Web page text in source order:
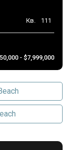
Кв. 111
- $7,999,000